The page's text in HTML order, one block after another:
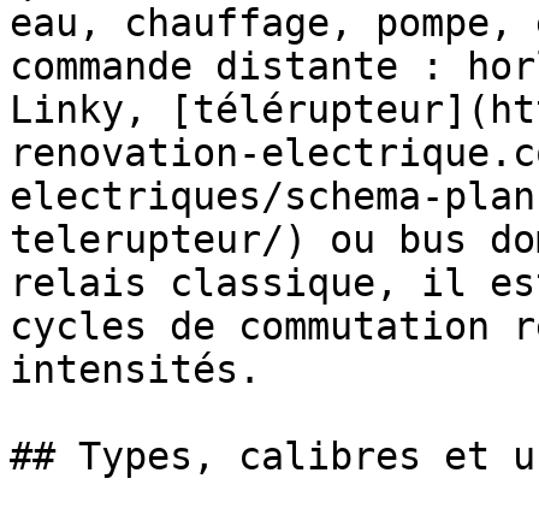
eau, chauffage,
commande distante :
Linky,
renovation-
electriques/schema-
telerupteur/) ou bus
relais classique, il est
cycles de
intensités.
## Types, calibres et